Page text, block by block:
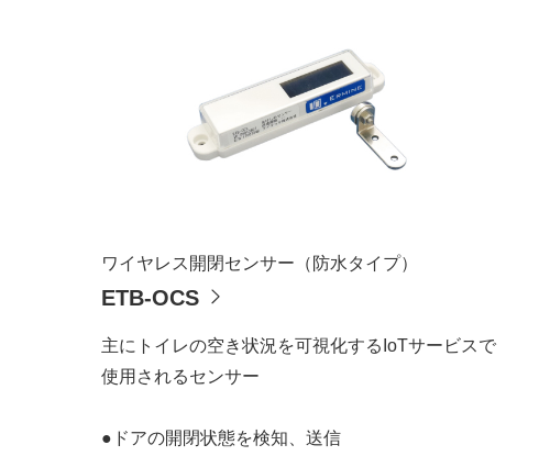
ワイヤレス開閉センサー（防水タイプ）
ETB-OCS
主にトイレの空き状況を可視化するIoTサービスで
使用されるセンサー
●ドアの開閉状態を検知、送信